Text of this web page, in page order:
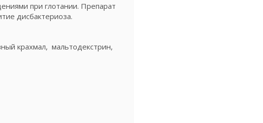
при глотании. Препарат
дисбактериоза.
крахмал, мальтодекстрин,